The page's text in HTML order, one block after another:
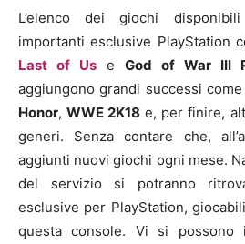
L’elenco dei giochi
importanti esclusive PlayStation
Last of Us e God of War III
aggiungono grandi successi come
Honor,WWE 2K18 e, per finire,
generi. Senza contare che,
aggiunti nuovi giochi ogni mese.
del servizio si potranno
esclusive per PlayStation,
questa console. Vi si possono